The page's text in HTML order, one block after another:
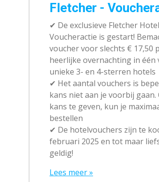
Fletcher -
✔ De exclusieve Fletcher Hotel
Voucheractie is gestart!
voucher voor slechts € 17,50
heerlijke overnachting in één
unieke 3- en 4-sterren hotels
✔ Het aantal vouchers is
kans niet aan je voorbij gaan.
kans te geven, kun je
bestellen
✔ De hotelvouchers zijn te
februari 2025 en tot maar
geldig!
Lees meer »